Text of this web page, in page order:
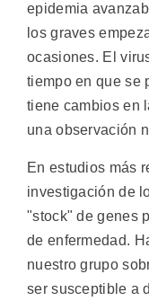
epidemia
los graves
ocasiones. El
tiempo en que se
tiene cambios en
una observación
En estudios más
investigación de
"stock" de genes
de enfermedad.
nuestro grupo
ser susceptible a